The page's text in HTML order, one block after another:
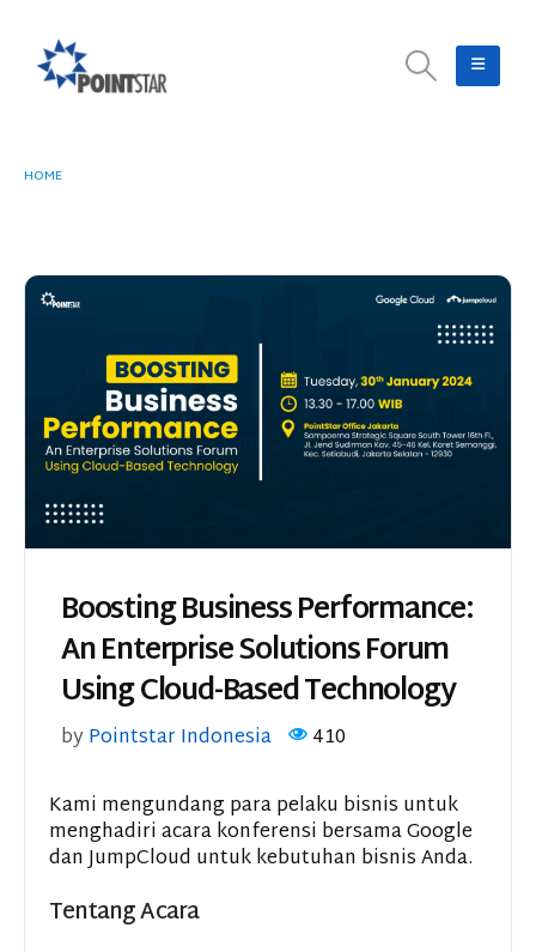
HOME
Boosting Business Performance:
An Enterprise Solutions Forum
Using Cloud-Based Technology
byPointstar Indonesia
410
Kami mengundang para pelaku bisnis untuk
menghadiri acara konferensi bersama Google
dan JumpCloud untuk kebutuhan bisnis Anda.
Tentang Acara